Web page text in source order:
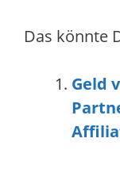
Das könnte
Geld